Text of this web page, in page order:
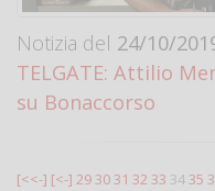
Notizia del 24/10/
TELGATE: Attilio
su Bonaccorso
[<<-] [<-] 293031 32 33 3435